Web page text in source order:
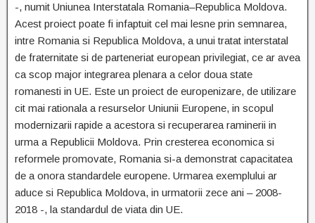
-, numit Uniunea Interstatala Romania–Republica Moldova.
Acest proiect poate fi infaptuit cel mai lesne prin semnarea,
intre Romania si Republica Moldova, a unui tratat interstatal
de fraternitate si de parteneriat european privilegiat, ce ar avea
ca scop major integrarea plenara a celor doua state
romanesti in UE. Este un proiect de europenizare, de utilizare
cit mai rationala a resurselor Uniunii Europene, in scopul
modernizarii rapide a acestora si recuperarea raminerii in
urma a Republicii Moldova. Prin cresterea economica si
reformele promovate, Romania si-a demonstrat capacitatea
de a onora standardele europene. Urmarea exemplului ar
aduce si Republica Moldova, in urmatorii zece ani – 2008-
2018 -, la standardul de viata din UE.